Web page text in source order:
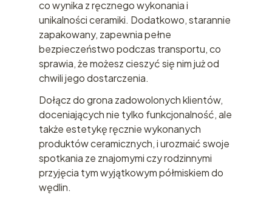
co wynika z ręcznego wykonania i
unikalności ceramiki. Dodatkowo, starannie
zapakowany, zapewnia pełne
bezpieczeństwo podczas transportu, co
sprawia, że możesz cieszyć się nim już od
chwili jego dostarczenia.
Dołącz do grona zadowolonych klientów,
doceniających nie tylko funkcjonalność, ale
także estetykę ręcznie wykonanych
produktów ceramicznych, i urozmaić swoje
spotkania ze znajomymi czy rodzinnymi
przyjęcia tym wyjątkowym półmiskiem do
wędlin.